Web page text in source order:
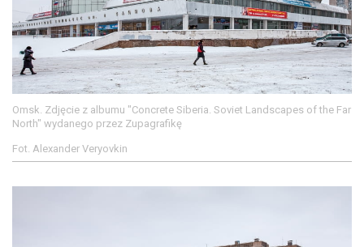
Omsk. Zdjęcie z albumu "Concrete Siberia. Soviet Landscapes of the Far
North" wydanego przez Zupagrafikę
Fot. Alexander Veryovkin